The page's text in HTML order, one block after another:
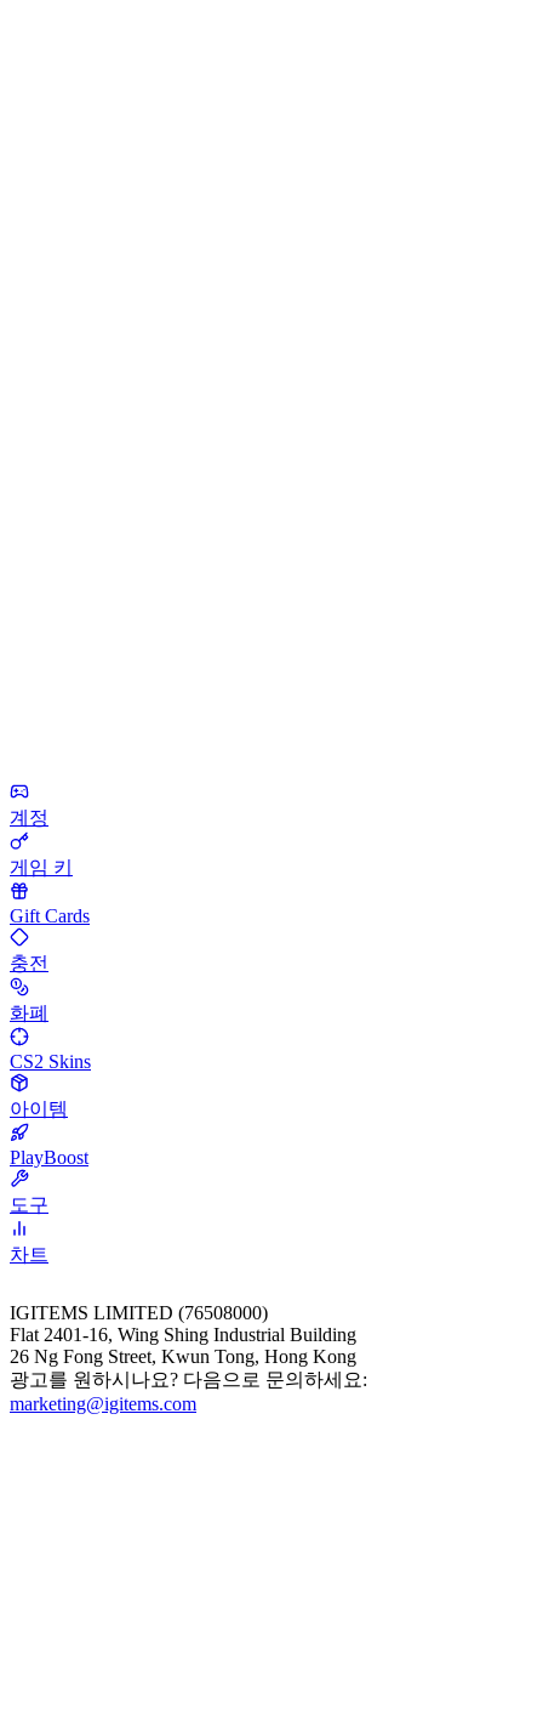
계정
게임 키
Gift Cards
충전
화폐
CS2 Skins
아이템
PlayBoost
도구
차트
IGITEMS LIMITED (76508000)
Flat 2401-16, Wing Shing Industrial Building
26 Ng Fong Street, Kwun Tong, Hong Kong
광고를 원하시나요? 다음으로 문의하세요:
marketing@igitems.com